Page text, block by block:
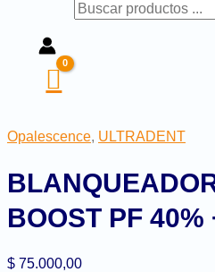
Opalescence, ULTRADENT
BOOST PF 40%
$ 75.000,00